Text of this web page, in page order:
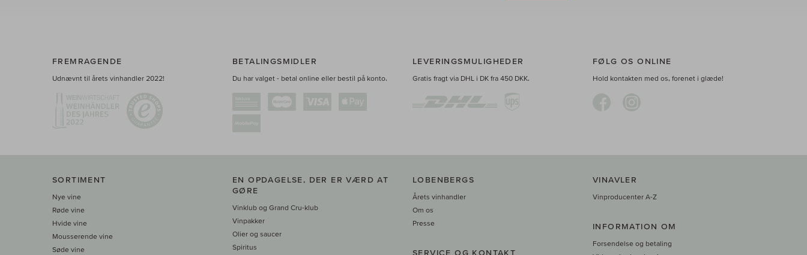
FREMRAGENDE
Udnævnt til årets vinhandler 2022!
BETALINGSMIDLER
Du har valget - betal online eller bestil på konto.
LEVERINGSMULIGHEDER
Gratis fragt via DHL i DK fra 450 DKK.
FØLG OS ONLINE
Hold kontakten med os, forenet i glæde!
SORTIMENT
Nye vine
Røde vine
Hvide vine
Mousserende vine
Søde vine
EN OPDAGELSE, DER ER VÆRD AT
GØRE
Vinklub og Grand Cru-klub
Vinpakker
Olier og saucer
Spiritus
LOBENBERGS
Årets vinhandler
Om os
Presse
SERVICE OG KONTAKT
VINAVLER
Vinproducenter A-Z
INFORMATION OM
Forsendelse og betaling